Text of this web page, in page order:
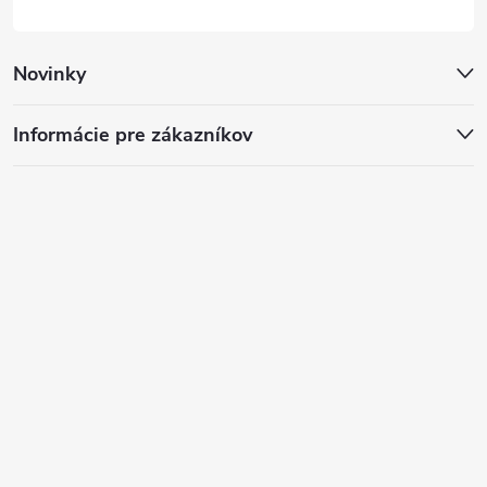
Novinky
Informácie pre zákazníkov